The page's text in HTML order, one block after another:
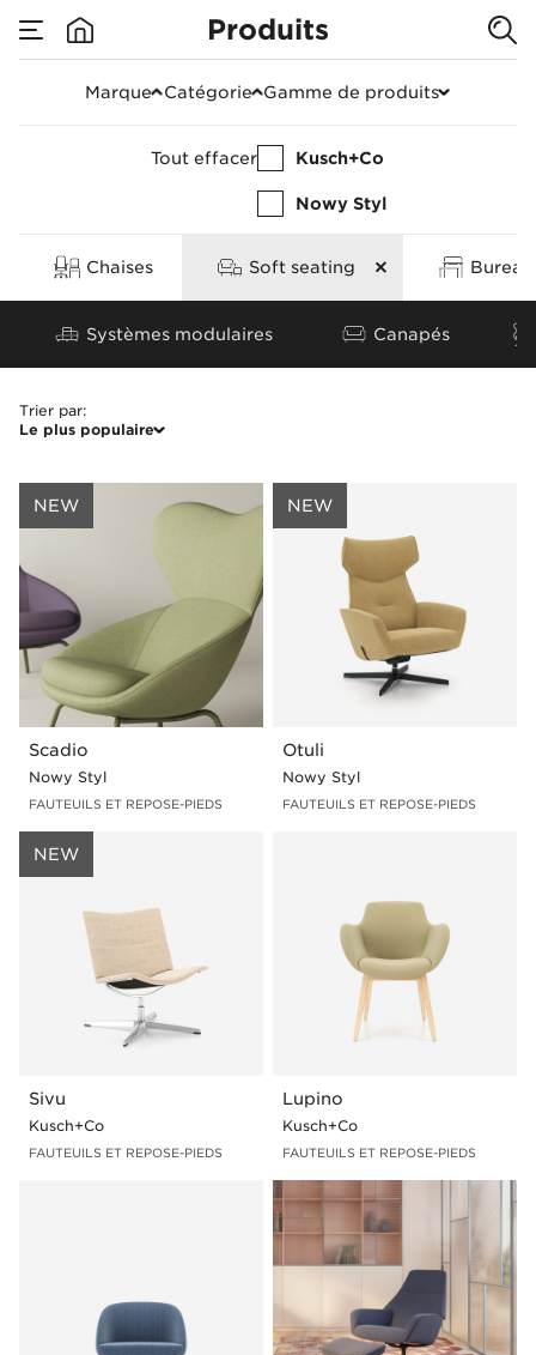
Produits
Soft seating
Marque Catégorie Gamme de produits
Tout effacer Kusch+Co
Nowy Styl
Chaises Soft seating
Systèmes modulaires Canapés
Trier par:
Le plus populaire
NEW
Scadio
Nowy Styl
FAUTEUILS ET REPOSE-PIEDS
NEW
Otuli
Nowy Styl
FAUTEUILS ET REPOSE-PIEDS
NEW
Sivu
Kusch+Co
FAUTEUILS ET REPOSE-PIEDS
Lupino
Kusch+Co
FAUTEUILS ET REPOSE-PIEDS